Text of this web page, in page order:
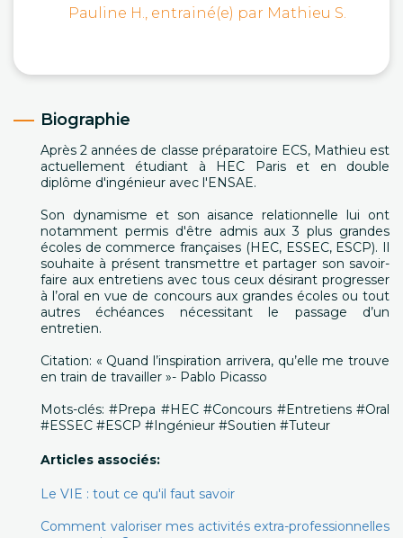
Pauline H., entrainé(e) par Mathieu S.
Biographie
Après 2 années de classe préparatoire ECS, Mathieu est
actuellement étudiant à HEC Paris et en double
diplôme d'ingénieur avec l'ENSAE.
Son dynamisme et son aisance relationnelle lui ont
notamment permis d'être admis aux 3 plus grandes
écoles de commerce françaises (HEC, ESSEC, ESCP). Il
souhaite à présent transmettre et partager son savoir-
faire aux entretiens avec tous ceux désirant progresser
à l’oral en vue de concours aux grandes écoles ou tout
autres échéances nécessitant le passage d’un
entretien.
Citation: « Quand l’inspiration arrivera, qu’elle me trouve
en train de travailler »- Pablo Picasso
Mots-clés: #Prepa #HEC #Concours #Entretiens #Oral
#ESSEC #ESCP #Ingénieur #Soutien #Tuteur
Articles associés:
Le VIE : tout ce qu'il faut savoir
Comment valoriser mes activités extra-professionnelles